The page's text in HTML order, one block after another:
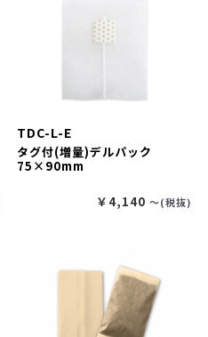
TDC-L-E
タグ付(増量)デルパック
75×90mm
￥4,140 〜(税抜)